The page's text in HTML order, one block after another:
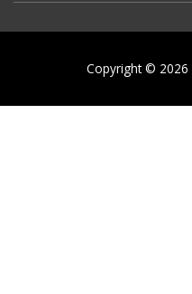
Copyright © 2026